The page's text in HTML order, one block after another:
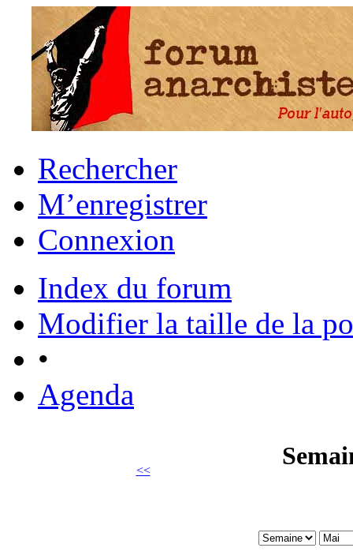
Rechercher
M’enregistrer
Connexion
Index du forum
Modifier la taille de la
•
Agenda
<<